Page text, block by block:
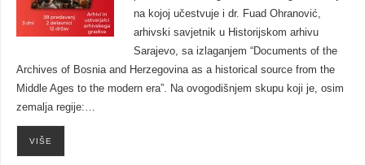
na kojoj učestvuje i dr. Fuad Ohranović,
arhivski savjetnik u Historijskom arhivu
Sarajevo, sa izlaganjem “Documents of the
Archives of Bosnia and Herzegovina as a historical source from the
Middle Ages to the modern era”. Na ovogodišnjem skupu koji je, osim
zemalja regije:…
VIŠE